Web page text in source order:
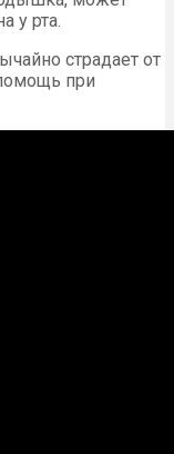
у рта.
страдает от
при